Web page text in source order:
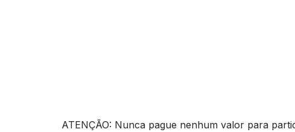
ATENÇÃO: Nunca pague nenhum valor para